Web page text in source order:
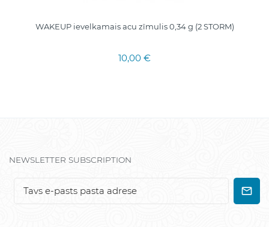
WAKEUP ievelkamais acu zīmulis 0,34 g (2 STORM)
10,00 €
NEWSLETTER SUBSCRIPTION